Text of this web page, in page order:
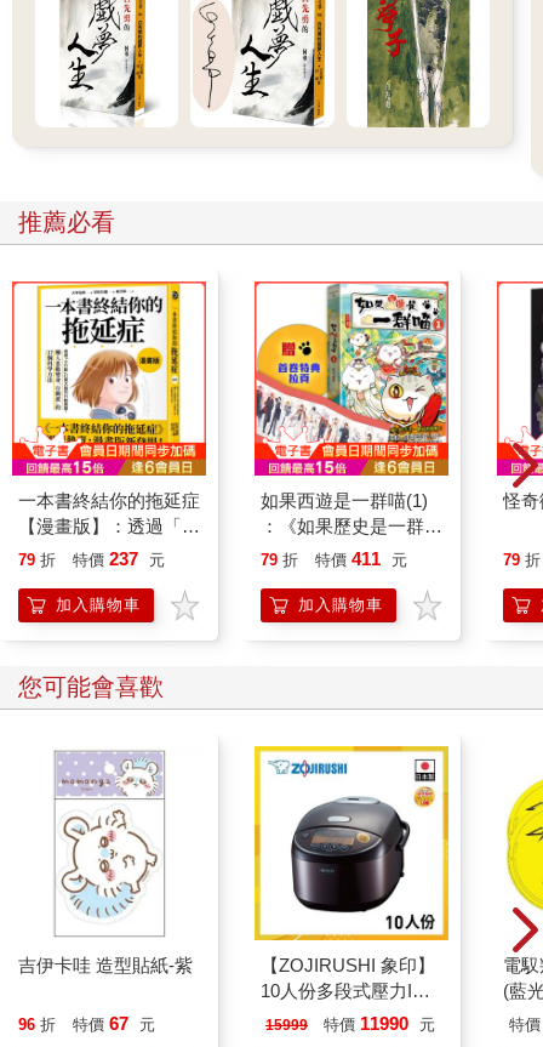
些東西壓碎，打成包，每週三次有卡車開來把包運走，送到火車
站，由火車運往造紙廠，在那裡工人們剪斷捆包的鐵絲，把我的
勞動果實倒入鹼和酸的溶液中，其強度足以溶化那些總是割破我
手指的剃刀。然而，正如流經工廠區的渾濁河水中偶爾會有美麗
的小魚閃現一樣，在這廢紙的長河中，不時也會有珍貴書籍的書
脊放出奪目的光彩，我的眼睛被它耀得發花，我朝別處望了片
我的視線，之後我把它收藏在一只小箱子裡，和我發現的其他珍
一些祈禱書誤扔進地下室的。後來，這成了我的彌撒，我的宗敎
儀式，這些書我不僅每一本都仔細閱讀，而且讀過之後還在我打
的每個包裡放進一冊，因為每個包我都要給它裝飾打扮一番，必
須讓它帶著我的個性，我的花押。要讓每個包都具有特色可是件
煞費腦筋的事情，為此我每天在地下室得多幹兩個小時，提早一
個鐘點上班，有時連星期六也得賠上，把永遠堆積如山的廢紙送
進機器打包。
推薦必看
一本書終結你的拖延症
【漫畫版】：透過「小
行動」打開大腦的行動
「行動派」的37個科
學方法
79 折 特價 237 元
加入購物車
如果西遊是一群喵(1)
：《如果歷史是一群
喵》作者最新力作，附
79 折 特價 411 元
加入購物車
怪
79 折
您可能會喜歡
吉伊卡哇 造型貼紙-紫
96 折 特價 67 元
【ZOJIRUSHI 象印】
10人份多段式壓力IH
微電腦電子鍋(NP-
15999 特價 11990 元
電
(藍
特價